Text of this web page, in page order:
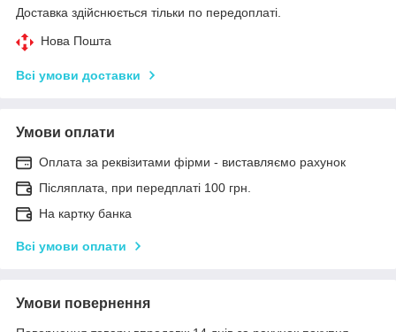
Доставка здійснюється тільки по передоплаті.
Нова Пошта
Всі умови доставки
Умови оплати
Оплата за реквізитами фірми - виставляємо рахунок
Післяплата, при передплаті 100 грн.
На картку банка
Всі умови оплати
Умови повернення